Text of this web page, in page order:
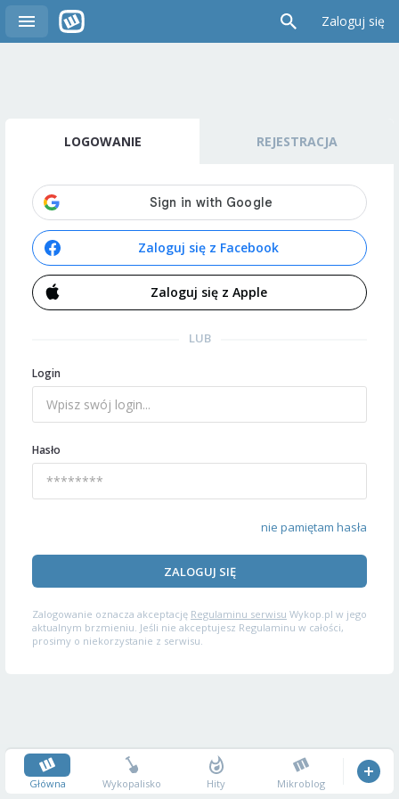
Zaloguj się
LOGOWANIE REJESTRACJA
Zaloguj się z Facebook
Zaloguj się z Apple
LUB
Login
Hasło
nie pamiętam hasła
ZALOGUJ SIĘ
Zalogowanie oznacza akceptację Regulaminu serwisu Wykop.pl w jego
aktualnym brzmieniu. Jeśli nie akceptujesz Regulaminu w całości,
prosimy o niekorzystanie z serwisu.
Główna Wykopalisko Hity Mikroblog